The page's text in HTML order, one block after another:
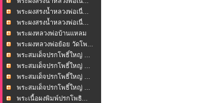
พระผงสรงน้ำหลวงพ่อเนื่...
พระผงสรงน้ำหลวงพ่อเนื่...
พระผงหลวงพ่อบ้านแหลม
ห...
พระผงหลวงพ่อย้อย วัดโพ...
พระสมเด็จปรกโพธิ์ใหญ่ ...
พระสมเด็จปรกโพธิ์ใหญ่ ...
พระสมเด็จปรกโพธิ์ใหญ่ ...
พระสมเด็จปรกโพธิ์ใหญ่ ...
พระเนื้อผงพิมพ์ปรกโพธิ...